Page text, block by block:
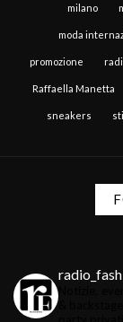
milano
moda
promozione
Raffaella Manetta
sneakers